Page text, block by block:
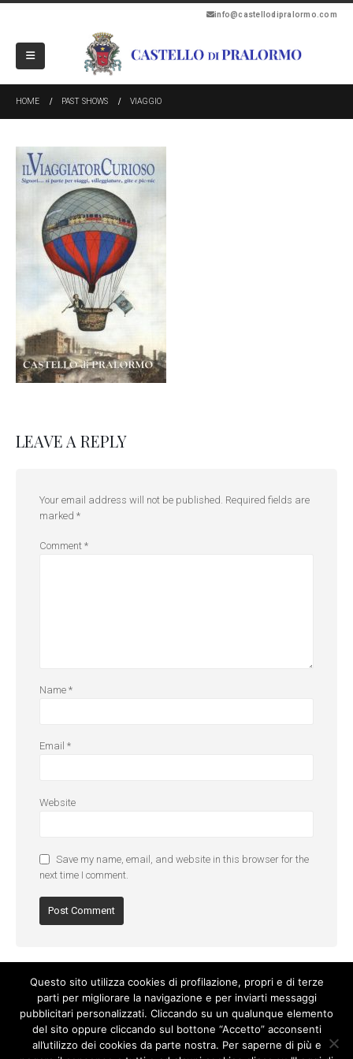
info@castellodipralormo.com
HOME PAST SHOWS VIAGGIO
LEAVE A REPLY
Your email address will not be published. Required fields are
marked *
Comment *
Name *
Email *
Website
Save my name, email, and website in this browser for the
next time I comment.
Questo sito utilizza cookies di profilazione, propri e di terze
parti per migliorare la navigazione e per inviarti messaggi
pubblicitari personalizzati. Cliccando su un qualunque elemento
del sito oppure cliccando sul bottone “Accetto” acconsenti
all’utilizzo dei cookies da parte nostra. Per saperne di più e